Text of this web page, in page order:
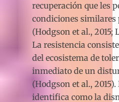
recuperación que les
condiciones
(Hodgson et al., 2015;
La resistencia
del ecosistema de
inmediato de un
(Hodgson et al.,
identifica como la